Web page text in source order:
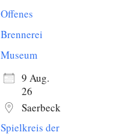
Offenes
Brennerei
Museum
9 Aug.
26
Saerbeck
Spielkreis der